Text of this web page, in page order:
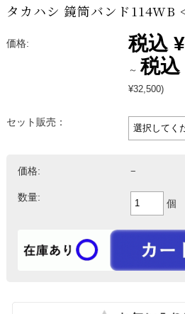
タカハシ 鏡筒バンド114WB
価格: 税込
～ 税込
¥32,500)
セット販売：
価格: −
数量:
個